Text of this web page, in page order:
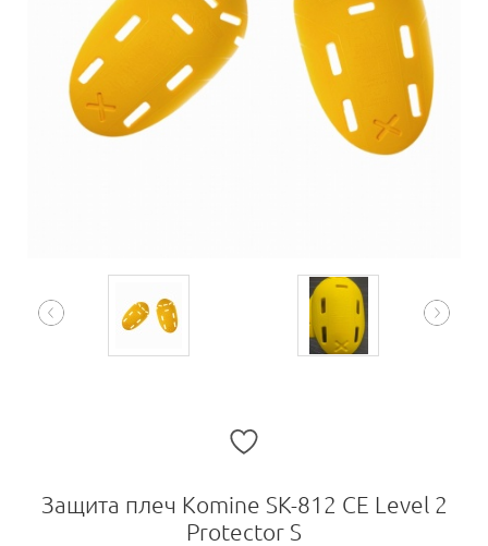
Защита плеч Komine SK-812 CE Level 2
Protector S